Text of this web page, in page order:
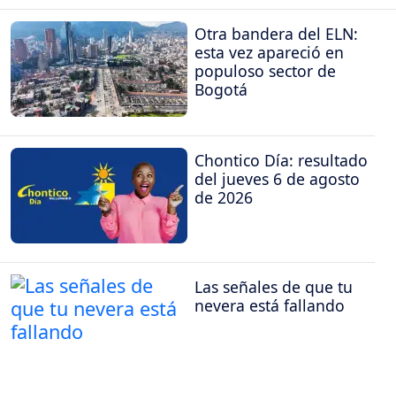
Otra bandera del ELN:
esta vez apareció en
populoso sector de
Bogotá
Chontico Día: resultado
del jueves 6 de agosto
de 2026
Las señales de que tu
nevera está fallando